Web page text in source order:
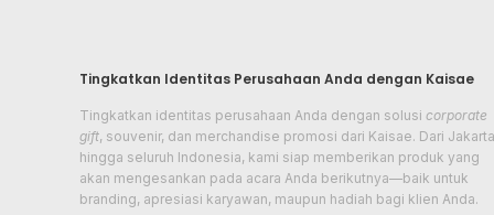
Tingkatkan Identitas Perusahaan Anda dengan Kaisae
Tingkatkan identitas perusahaan Anda dengan solusi corporate
gift, souvenir, dan merchandise promosi dari Kaisae. Dari Jakarta
hingga seluruh Indonesia, kami siap memberikan produk yang
akan mengesankan pada acara Anda berikutnya—baik untuk
branding, apresiasi karyawan, maupun hadiah bagi klien Anda.